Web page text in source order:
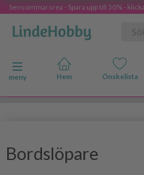
Sensommarsrea - Spara upp till 50% -
Ändra navigering
meny
Bordslöpare